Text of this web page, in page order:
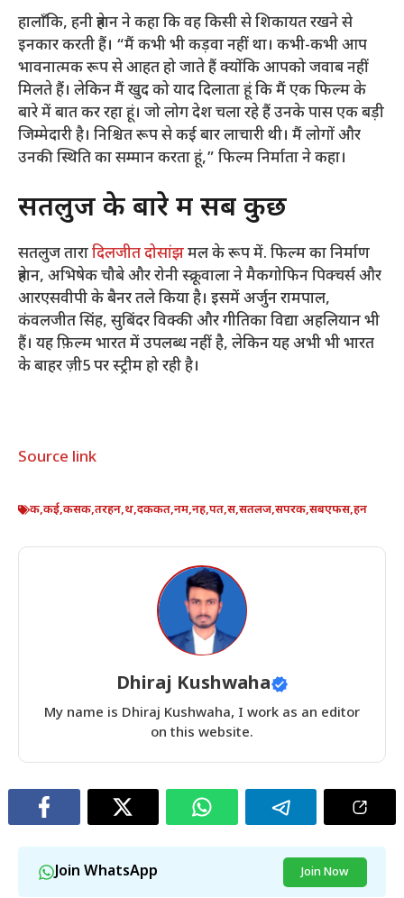
हालाँकि, हनी त्रेहान ने कहा कि वह किसी से शिकायत रखने से
इनकार करती हैं। “मैं कभी भी कड़वा नहीं था। कभी-कभी आप
भावनात्मक रूप से आहत हो जाते हैं क्योंकि आपको जवाब नहीं
मिलते हैं। लेकिन मैं खुद को याद दिलाता हूं कि मैं एक फिल्म के
बारे में बात कर रहा हूं। जो लोग देश चला रहे हैं उनके पास एक बड़ी
जिम्मेदारी है। निश्चित रूप से कई बार लाचारी थी। मैं लोगों और
उनकी स्थिति का सम्मान करता हूं,” फिल्म निर्माता ने कहा।
सतलुज के बारे में सब कुछ
सतलुज तारादिलजीत दोसांझमल के रूप में. फिल्म का निर्माण
त्रेहान, अभिषेक चौबे और रोनी स्क्रूवाला ने मैकगोफिन पिक्चर्स और
आरएसवीपी के बैनर तले किया है। इसमें अर्जुन रामपाल,
कंवलजीत सिंह, सुबिंदर विक्की और गीतिका विद्या अहलियान भी
हैं। यह फ़िल्म भारत में उपलब्ध नहीं है, लेकिन यह अभी भी भारत
के बाहर ज़ी5 पर स्ट्रीम हो रही है।
Source link
क,कई,कसक,तरहन,थ,दककत,नम,नह,पत,स,सतलज,सपरक,सबएफस,हन
Dhiraj Kushwaha
My name is Dhiraj Kushwaha, I work as an editor
on this website.
Join WhatsApp Join Now